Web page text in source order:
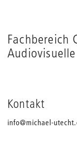
Fachbereich
Kontakt
info@michael-